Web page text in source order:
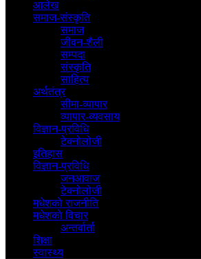
आलेख
समाज-संस्कृति
समाज
जीवन-शैली
सम्पदा
संस्कृति
साहित्य
अर्थतंत्र
सीमा-व्यापार
व्यापार-व्यवसाय
विज्ञान-प्रविधि
टेक्नोलोजी
इतिहास
विज्ञान-प्रविधि
जनआवाज
टेक्नोलोजी
मधेशकाे राजनीति
मधेशकाे विचार
अन्तर्वार्ता
शिक्षा
स्वास्थ्य